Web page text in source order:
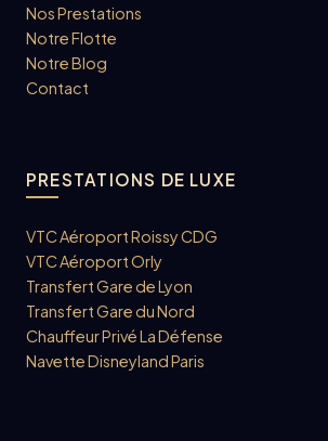
Nos Prestations
Notre Flotte
Notre Blog
Contact
PRESTATIONS DE LUXE
VTC Aéroport Roissy CDG
VTC Aéroport Orly
Transfert Gare de Lyon
Transfert Gare du Nord
Chauffeur Privé La Défense
Navette Disneyland Paris